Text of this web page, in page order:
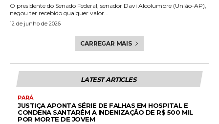
O presidente do Senado Federal, senador Davi Alcolumbre (União-AP),
negou ter recebido qualquer valor...
12 de junho de 2026
CARREGAR MAIS
LATEST ARTICLES
PARÁ
JUSTIÇA APONTA SÉRIE DE FALHAS EM HOSPITAL E
CONDENA SANTARÉM A INDENIZAÇÃO DE R$ 500 MIL
POR MORTE DE JOVEM